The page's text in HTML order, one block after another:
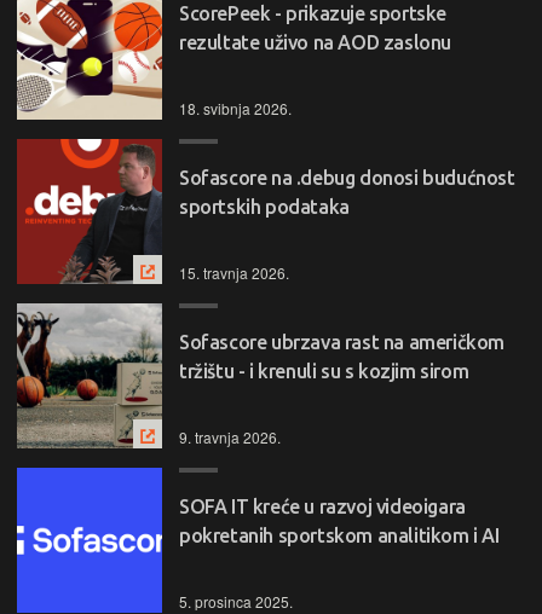
ScorePeek - prikazuje sportske
rezultate uživo na AOD zaslonu
18. svibnja 2026.
Sofascore na .debug donosi budućnost
sportskih podataka
15. travnja 2026.
Sofascore ubrzava rast na američkom
tržištu - i krenuli su s kozjim sirom
9. travnja 2026.
SOFA IT kreće u razvoj videoigara
pokretanih sportskom analitikom i AI
5. prosinca 2025.